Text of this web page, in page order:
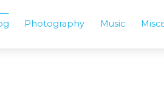
Photography Music